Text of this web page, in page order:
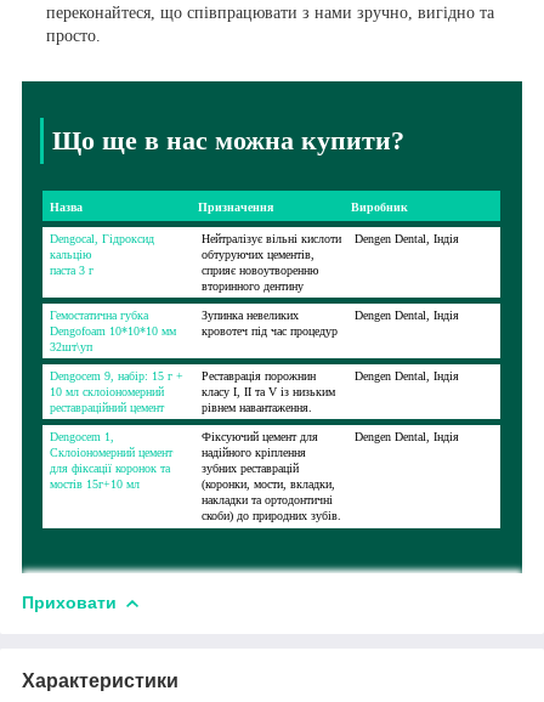
переконайтеся, що співпрацювати з нами зручно, вигідно та
просто.
Що ще в нас можна купити?
Назва Призначення Виробник
Dengocal, Гідроксид
кальцію
паста 3 г
Нейтралізує вільні кислоти
обтуруючих цементів,
сприяє новоутворенню
вторинного дентину
Dengen Dental, Індія
Гемостатична губка
Dengofoam 10*10*10 мм
32шт\уп
Зупинка невеликих
кровотеч під час процедур
Dengen Dental, Індія
Dengocem 9, набір: 15 г +
10 мл склоіономерний
реставраційний цемент
Реставрація порожнин
класу I, II та V із низьким
рівнем навантаження.
Dengen Dental, Індія
Dengocem 1,
Склоіономерний цемент
для фіксації коронок та
мостів 15г+10 мл
Фіксуючий цемент для
надійного кріплення
зубних реставрацій
(коронки, мости, вкладки,
накладки та ортодонтичні
скоби) до природних зубів.
Dengen Dental, Індія
Приховати
Характеристики